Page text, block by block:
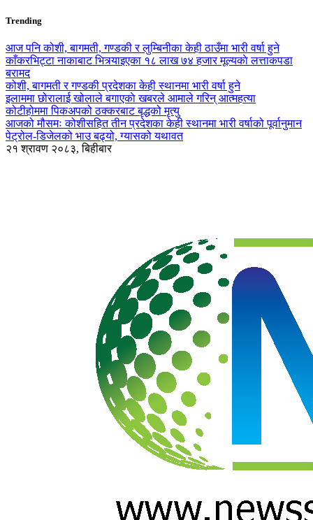
Trending
आज पनि कोशी, बागमती, गण्डकी र लुम्बिनीका केही ठाउँमा भारी वर्षा हुने
काँकरभिट्टा नाकाबाट भित्र्याइएका १८ लाख ७४ हजार मूल्यकाे लत्ताकपडा
बरामद
कोशी, बागमती र गण्डकी प्रदेशका केही स्थानमा भारी वर्षा हुने
इलाममा छोरालाई खोलाले बगाएकाे खबरले आमाले गरिन् आत्महत्या
कोटीहोममा पिकअपको ठक्करबाट बृद्धको मृत्यु
आजको मौसमः कोशीसहित तीन प्रदेशका केही स्थानमा भारी वर्षाको पूर्वानुमान
पेट्रोल-डिजेलको भाउ बढ्यो, ग्यासको यथावत
२१ श्रावण २०८३, बिहीबार